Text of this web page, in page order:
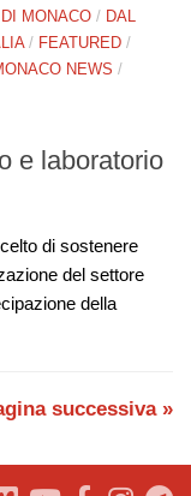
MONACO / DAL
/ FEATURED /
NEWS /
e laboratorio
di sostenere
del settore
della
successiva »